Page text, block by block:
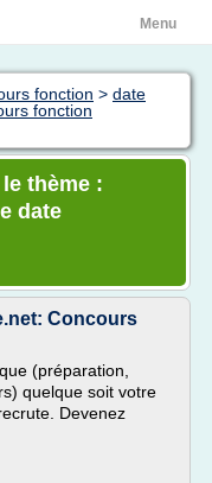
Menu
fonction > date
fonction
thème :
date
Concours
(préparation,
quelque soit votre
Devenez